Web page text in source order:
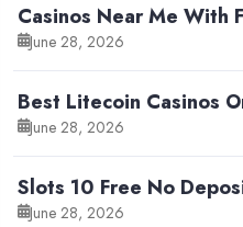
Casinos Near Me With
June 28, 2026
Best Litecoin Casinos
June 28, 2026
Slots 10 Free No
June 28, 2026